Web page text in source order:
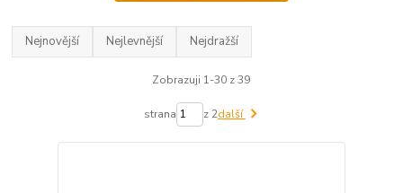
Nejnovější Nejlevnější Nejdražší
Zobrazuji 1-30 z 39
strana z 2další